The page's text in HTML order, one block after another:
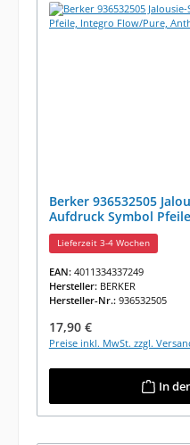
Berker 936532505
Aufdruck Symbol
Anthr. M.
Lieferzeit 3-4 Wochen
EAN: 4011334337249
Hersteller: BERKER
Hersteller-Nr.: 936532505
Regulärer Preis:
17,90 €
Preise inkl. MwSt. zzgl.
In